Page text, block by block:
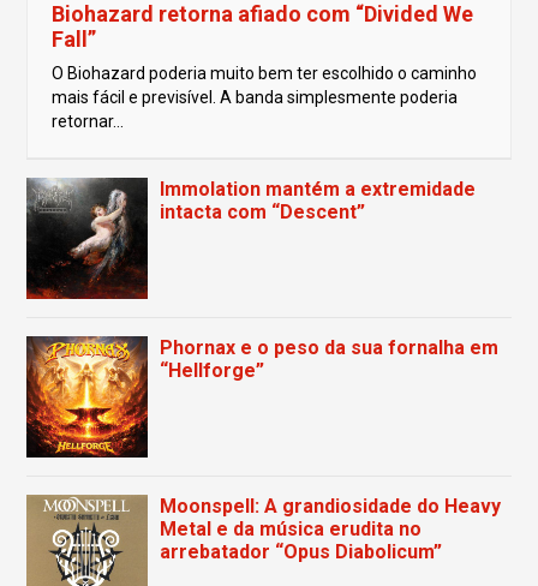
Biohazard retorna afiado com “Divided We
Fall”
O Biohazard poderia muito bem ter escolhido o caminho
mais fácil e previsível. A banda simplesmente poderia
retornar...
Immolation mantém a extremidade
intacta com “Descent”
Phornax e o peso da sua fornalha em
“Hellforge”
Moonspell: A grandiosidade do Heavy
Metal e da música erudita no
arrebatador “Opus Diabolicum”